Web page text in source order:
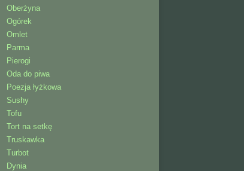
Oberżyna
Ogórek
Omlet
Parma
Pierogi
Oda do piwa
Poezja łyżkowa
Sushy
Tofu
Tort na setkę
Truskawka
Turbot
Dynia